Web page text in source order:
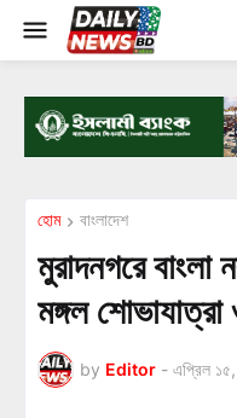
হোম বাংলাদেশ
মুরাদনগরে বাংলা
মঙ্গল
by Editor - এপ্রিল